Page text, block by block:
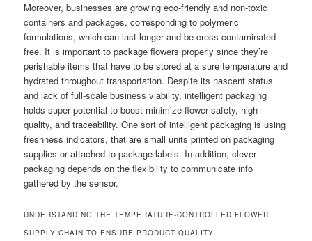
Moreover, businesses are growing eco-friendly and non-toxic
containers and packages, corresponding to polymeric
formulations, which can last longer and be cross-contaminated-
free. It is important to package flowers properly since they’re
perishable items that have to be stored at a sure temperature and
hydrated throughout transportation. Despite its nascent status
and lack of full-scale business viability, intelligent packaging
holds super potential to boost minimize flower safety, high
quality, and traceability. One sort of intelligent packaging is using
freshness indicators, that are small units printed on packaging
supplies or attached to package labels. In addition, clever
packaging depends on the flexibility to communicate info
gathered by the sensor.
UNDERSTANDING THE TEMPERATURE-CONTROLLED FLOWER
SUPPLY CHAIN TO ENSURE PRODUCT QUALITY